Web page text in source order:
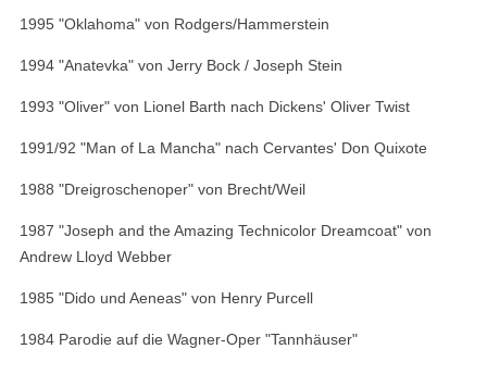
1995 "Oklahoma" von Rodgers/Hammerstein
1994 "Anatevka" von Jerry Bock / Joseph Stein
1993 "Oliver" von Lionel Barth nach Dickens' Oliver Twist
1991/92 "Man of La Mancha" nach Cervantes' Don Quixote
1988 "Dreigroschenoper" von Brecht/Weil
1987 "Joseph and the Amazing Technicolor Dreamcoat" von
Andrew Lloyd Webber
1985 "Dido und Aeneas" von Henry Purcell
1984 Parodie auf die Wagner-Oper "Tannhäuser"